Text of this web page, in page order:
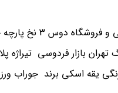
حریر کریپ ساتن اعتماد
بازار فردوسی تیراژه
یقه اسکی برند جوراب